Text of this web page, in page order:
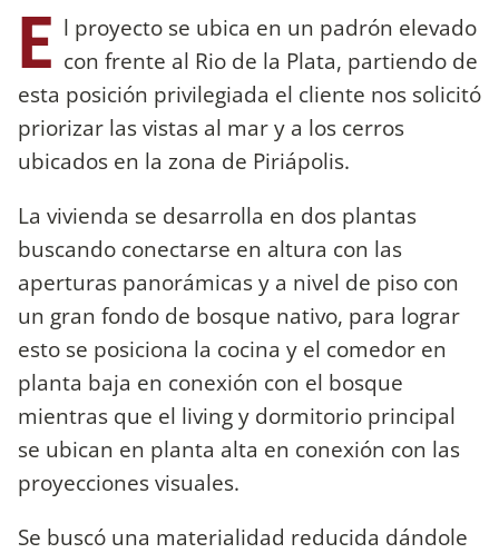
E l proyecto se ubica en un padrón elevado
con frente al Rio de la Plata, partiendo de
esta posición privilegiada el cliente nos solicitó
priorizar las vistas al mar y a los cerros
ubicados en la zona de Piriápolis.
La vivienda se desarrolla en dos plantas
buscando conectarse en altura con las
aperturas panorámicas y a nivel de piso con
un gran fondo de bosque nativo, para lograr
esto se posiciona la cocina y el comedor en
planta baja en conexión con el bosque
mientras que el living y dormitorio principal
se ubican en planta alta en conexión con las
proyecciones visuales.
Se buscó una materialidad reducida dándole